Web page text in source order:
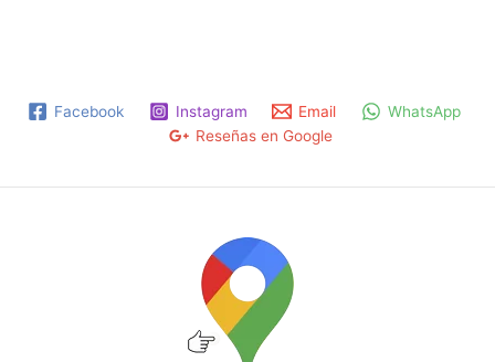
Facebook Instagram Email
WhatsApp
Reseñas en Google